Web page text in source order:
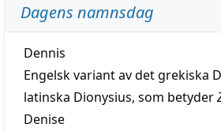
Dagens namnsdag
Dennis
Engelsk variant av det grekiska
latinska Dionysius, som betyder
Denise